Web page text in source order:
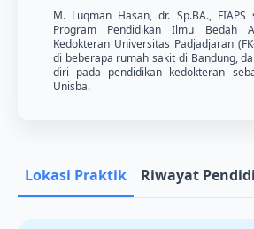
M. Luqman Hasan, dr. Sp.BA.,
Program Pendidikan Ilmu Bedah
Kedokteran Universitas Padjadjaran
di beberapa rumah sakit di Bandung,
diri pada pendidikan kedokteran
Unisba.
Lokasi Praktik Riwayat